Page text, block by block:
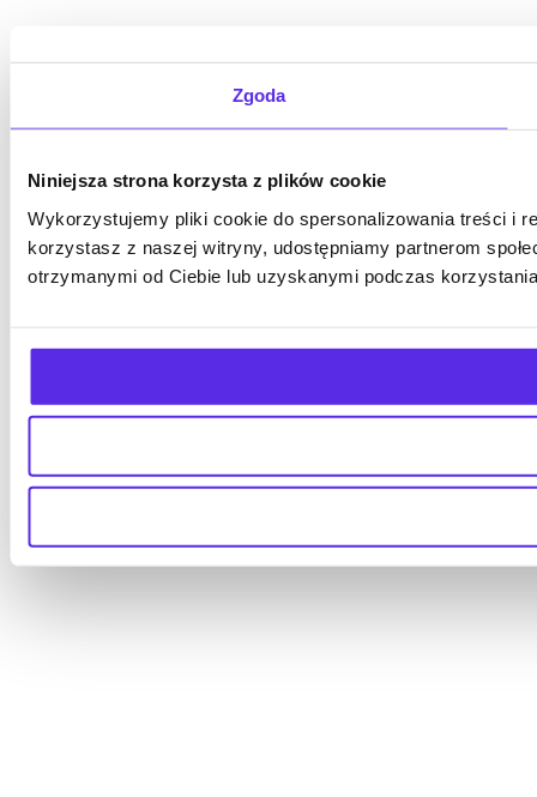
Zgoda
Niniejsza strona korzysta z plików cookie
Wykorzystujemy pliki cookie do spersonalizowania treści i
korzystasz z naszej witryny, udostępniamy partnerom
otrzymanymi od Ciebie lub uzyskanymi podczas